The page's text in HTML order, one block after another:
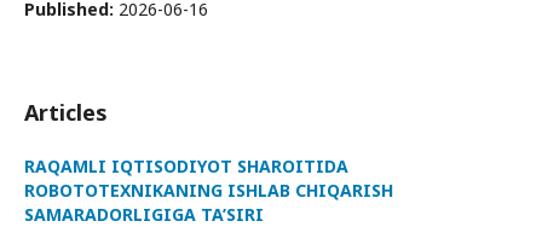
Published: 2026-06-16
Articles
RAQAMLI IQTISODIYOT SHAROITIDA
ROBOTOTEXNIKANING ISHLAB CHIQARISH
SAMARADORLIGIGA TA’SIRI